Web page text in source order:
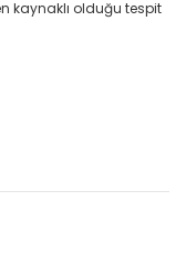
kaynaklı olduğu tespit